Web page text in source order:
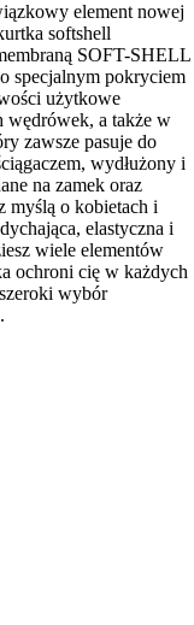
element nowej
softshell
SOFT-SHELL
specjalnym pokryciem
użytkowe
wędrówek, a także w
zawsze pasuje do
wydłużony i
na zamek oraz
myślą o kobietach i
elastyczna i
wiele elementów
ochroni cię w każdych
wybór